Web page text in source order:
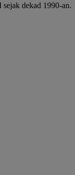
dekad 1990-an.